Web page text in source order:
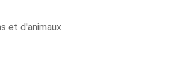
et d'animaux